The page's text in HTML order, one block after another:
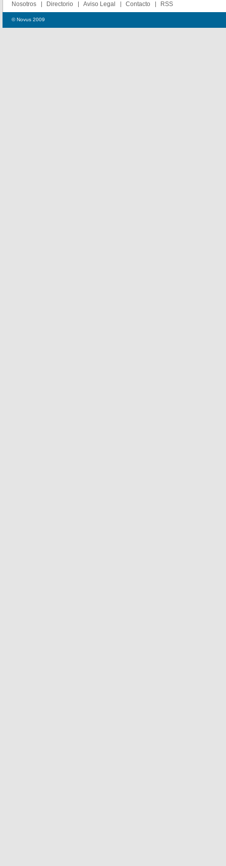
Nosotros Directorio Aviso Legal Contacto RSS
© Novus 2009